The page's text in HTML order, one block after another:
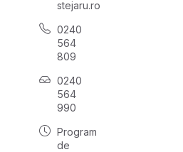
stejaru.ro
0240
564
809
0240
564
990
Program
de